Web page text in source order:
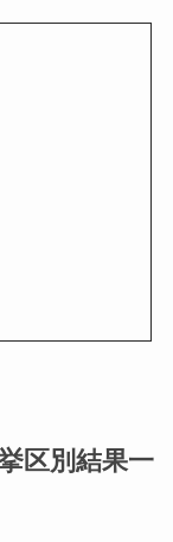
区別結果一